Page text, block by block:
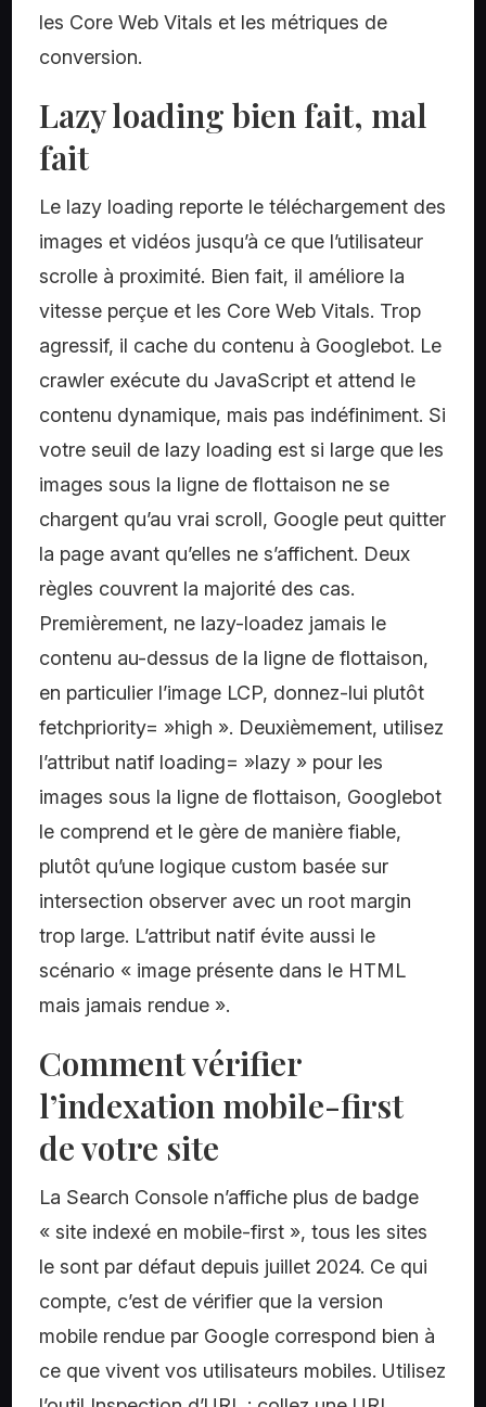
les Core Web Vitals et les métriques de
conversion.
Lazy loading bien fait, mal
fait
Le lazy loading reporte le téléchargement des
images et vidéos jusqu’à ce que l’utilisateur
scrolle à proximité. Bien fait, il améliore la
vitesse perçue et les Core Web Vitals. Trop
agressif, il cache du contenu à Googlebot. Le
crawler exécute du JavaScript et attend le
contenu dynamique, mais pas indéfiniment. Si
votre seuil de lazy loading est si large que les
images sous la ligne de flottaison ne se
chargent qu’au vrai scroll, Google peut quitter
la page avant qu’elles ne s’affichent. Deux
règles couvrent la majorité des cas.
Premièrement, ne lazy-loadez jamais le
contenu au-dessus de la ligne de flottaison,
en particulier l’image LCP, donnez-lui plutôt
fetchpriority= »high ». Deuxièmement, utilisez
l’attribut natif loading= »lazy » pour les
images sous la ligne de flottaison, Googlebot
le comprend et le gère de manière fiable,
plutôt qu’une logique custom basée sur
intersection observer avec un root margin
trop large. L’attribut natif évite aussi le
scénario « image présente dans le HTML
mais jamais rendue ».
Comment vérifier
l’indexation mobile-first
de votre site
La Search Console n’affiche plus de badge
« site indexé en mobile-first », tous les sites
le sont par défaut depuis juillet 2024. Ce qui
compte, c’est de vérifier que la version
mobile rendue par Google correspond bien à
ce que vivent vos utilisateurs mobiles. Utilisez